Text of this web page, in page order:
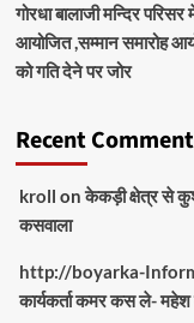
गोरधा बालाजी मन्दिर
आयोजित ,सम्मान समारोह
को गति देने पर जोर
Recent
kroll onकेकड़ी क्षेत्र से
कसवाला
http://boyarka-
कार्यकर्ता कमर कस ले- महेश